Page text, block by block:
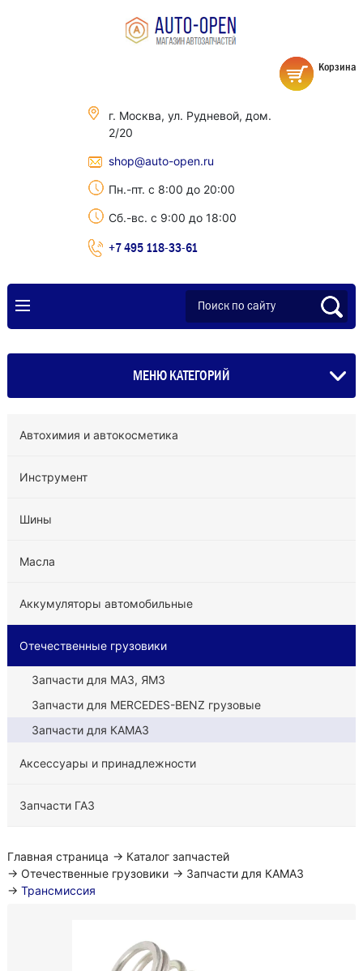
г. Москва, ул. Рудневой, дом.
2/20
shop@auto-open.ru
Пн.-пт. с 8:00 до 20:00
Сб.-вс. с 9:00 до 18:00
+7 495 118-33-61
Корзина
МЕНЮ КАТЕГОРИЙ
Автохимия и автокосметика
Инструмент
Шины
Масла
Аккумуляторы автомобильные
Отечественные грузовики
Запчасти для МАЗ, ЯМЗ
Запчасти для MERCEDES-BENZ грузовые
Запчасти для КАМАЗ
Аксессуары и принадлежности
Запчасти ГАЗ
Главная страница → Каталог запчастей
→ Отечественные грузовики → Запчасти для КАМАЗ
→ Трансмиссия